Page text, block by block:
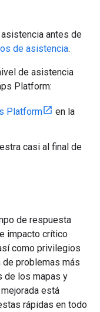
antes de
de asistencia.
de asistencia
Platform:
Platform
en la
casi al final de
de respuesta
impacto crítico
como privilegios
problemas más
de los mapas y
está
rápidas en todo